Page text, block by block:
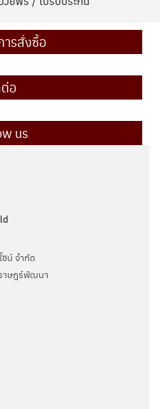
ารสั่งซื้อ
อ
us
น์ จำกัด
าษฎร์พัฒนา